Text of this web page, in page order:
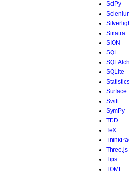
SciPy
Sinatra
SION
SQL
SQLite
Statistics
Surface
Swift
SymPy
TDD
TeX
Three.js
Tips
TOML